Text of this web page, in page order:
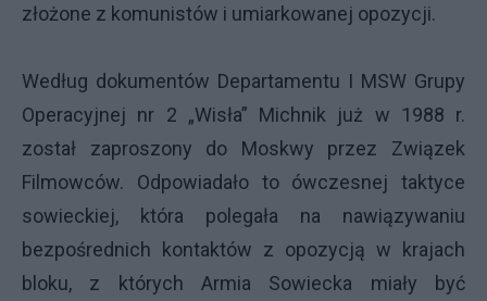
złożone z komunistów i umiarkowanej opozycji.
Według dokumentów Departamentu I MSW Grupy
Operacyjnej nr 2 „Wisła” Michnik już w 1988 r.
został zaproszony do Moskwy przez Związek
Filmowców. Odpowiadało to ówczesnej taktyce
sowieckiej, która polegała na nawiązywaniu
bezpośrednich kontaktów z opozycją w krajach
bloku, z których Armia Sowiecka miały być